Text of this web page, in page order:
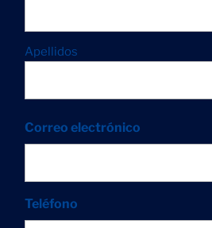
Apellidos
Correo electrónico
Teléfono